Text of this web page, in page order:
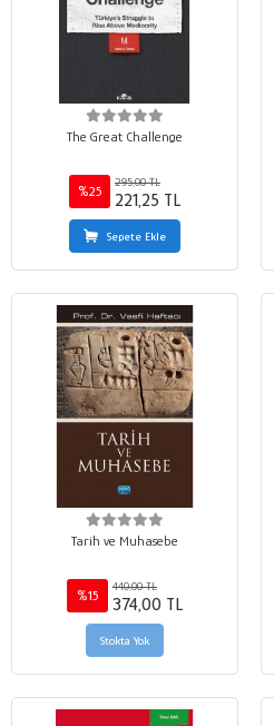
The Great Challenge
%25
295,00 TL
221,25 TL
Sepete Ekle
Tarih ve Muhasebe
%15
440,00 TL
374,00 TL
Stokta Yok